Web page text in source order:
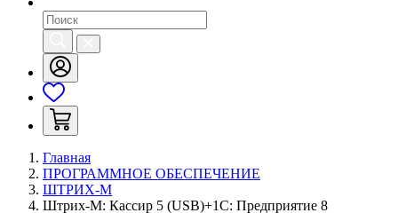
Главная
ПРОГРАММНОЕ ОБЕСПЕЧЕНИЕ
ШТРИХ-М
Штрих-М: Кассир 5 (USB)+1С: Предприятие 8